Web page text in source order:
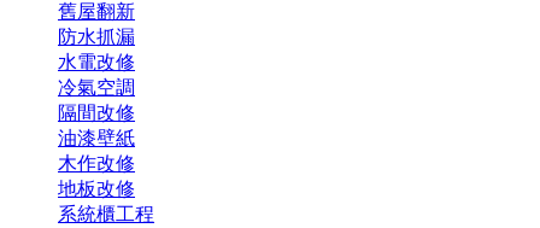
舊屋翻新
防水抓漏
水電改修
冷氣空調
隔間改修
油漆壁紙
木作改修
地板改修
系統櫃工程